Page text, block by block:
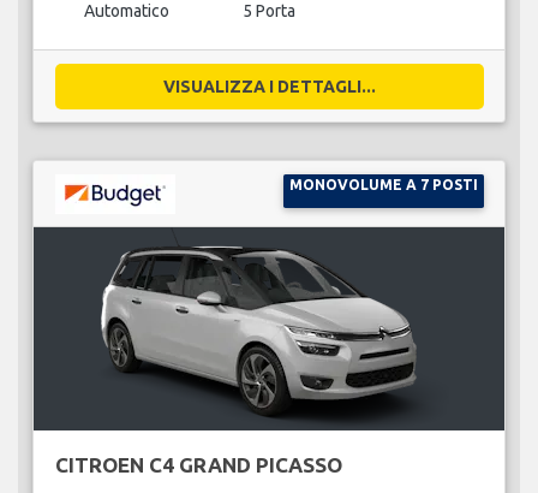
Automatico 5 Porta
VISUALIZZA I DETTAGLI...
MONOVOLUME A 7 POSTI
CITROEN C4 GRAND PICASSO